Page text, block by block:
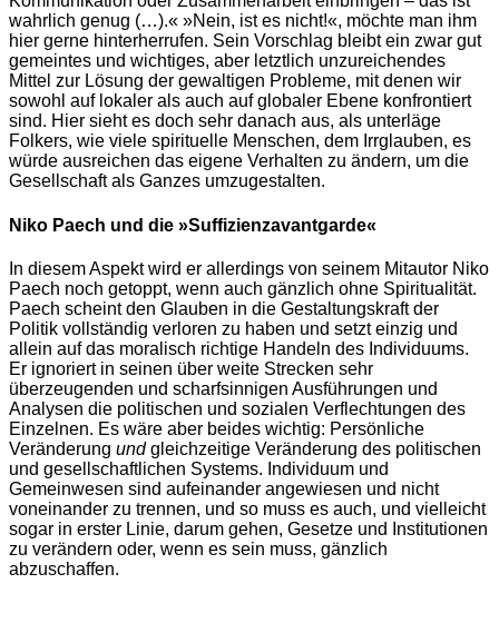
wahrlich genug (…).« »Nein, ist es nicht!«, möchte man ihm
hier gerne hinterherrufen. Sein Vorschlag bleibt ein zwar gut
gemeintes und wichtiges, aber letztlich unzureichendes
Mittel zur Lösung der gewaltigen Probleme, mit denen wir
sowohl auf lokaler als auch auf globaler Ebene konfrontiert
sind. Hier sieht es doch sehr danach aus, als unterläge
Folkers, wie viele spirituelle Menschen, dem Irrglauben, es
würde ausreichen das eigene Verhalten zu ändern, um die
Gesellschaft als Ganzes umzugestalten.
Niko Paech und die »Suffizienzavantgarde«
In diesem Aspekt wird er allerdings von seinem Mitautor Niko
Paech noch getoppt, wenn auch gänzlich ohne Spiritualität.
Paech scheint den Glauben in die Gestaltungskraft der
Politik vollständig verloren zu haben und setzt einzig und
allein auf das moralisch richtige Handeln des Individuums.
Er ignoriert in seinen über weite Strecken sehr
überzeugenden und scharfsinnigen Ausführungen und
Analysen die politischen und sozialen Verflechtungen des
Einzelnen. Es wäre aber beides wichtig: Persönliche
Veränderung undgleichzeitige Veränderung des politischen
und gesellschaftlichen Systems. Individuum und
Gemeinwesen sind aufeinander angewiesen und nicht
voneinander zu trennen, und so muss es auch, und vielleicht
sogar in erster Linie, darum gehen, Gesetze und Institutionen
zu verändern oder, wenn es sein muss, gänzlich
abzuschaffen.